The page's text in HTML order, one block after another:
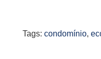
Tags: condomínio,